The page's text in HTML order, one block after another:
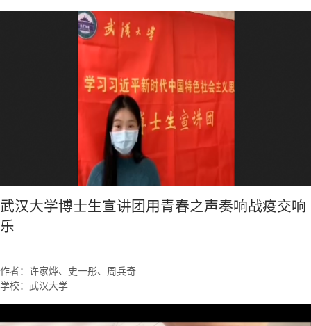
武汉大学博士生宣讲团用青春之声奏响战疫交响
乐
作者：许家烨、史一彤、周兵奇
学校：武汉大学